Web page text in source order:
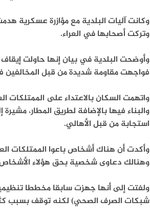
وتركت أصحابها في العراء.
وأوضحت البلدية في بيان إنها حاولت
فواجهت مقاومة شديدة من قبل المخالفين
واتهمت السكان بالاعتداء على الممتلكات
والبناء فيها بالإضافة لطريق المطار،
استجابة من قبل الأهالي.
وأكدت أن هناك أشخاص باعوا الممتلكات
وهنالك دعاوى شخصية بحق هؤلاء الأشخاص
ولفتت إلى أنها جهزت سابقا مخططا
شبكات الصرف الصحي) لكنه توقف بسبب